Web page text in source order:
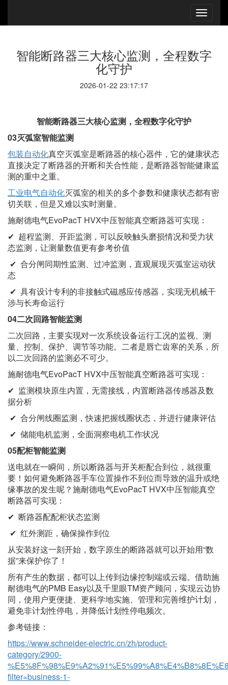
智能断路器三大核心监测，全程数字
化守护
2026-01-22 23:17:17
智能断路器三大核心监测，全程数字化守护
03灭弧室智能监测
包装自动化真空灭弧室是断路器的核心器件，它的健康状态
直接决定了断路器的开断和关合性能，是断路器智能健康监
测的重中之重。
工业电气自动化灭弧室的相关的多个参数和健康状态都有密
切关联，但是又难以实时测量。
施耐德电气EvoPacT HVX中压智能真空断路器可实现：
✔ 超程监测、开距监测，可以反映触头磨损情况和受力状
态监测，让测量数值更有参考价值
✔ 合分闸同期性监测、过冲监测，直观展现灭弧室运动状
态
✔ 具有设计专利的非接触式磁感应传感器，实现无机械干
涉与长寿命运行
04二次回路智能监测
二次回路，主要实现对一次系统设备运行工况的监视、测
量、控制、保护、调节等功能。二者是唇亡齿寒的关系，所
以二次回路的监测必不可少。
施耐德电气EvoPacT HVX中压智能真空断路器可实现：
✔ 监测模块原生内置，无需接线，内置断路器传感器及数
据分析
✔ 合分闸线圈监测，快速把握线圈状态，并进行健康评估
✔ 储能电机监测，全面洞察电机工作状况
05配柜智能监测
送电就在一瞬间，所以断路器与开关柜配合到位，就很重
要！如何避免断路器手车位置操作不到位而导致的温升或绝
缘事故的发生呢？施耐德电气EvoPacT HVX中压智能真空
断路器可实现：
✔ 断路器配配柜状态监测
✔ 红外测距，确保操作到位
从安装好这一刻开始，数字原生的断路器就可以开始用“数
据”来保护你了！
所有产生的数据，都可以上传到边缘控制端或云端。借助施
耐德电气的PMB Easy以及千里眼TM资产顾问，实现云边协
同，使用户更便捷、更科学地实施、管理和完善维护计划，
避免非计划性停电，并降低计划性停电频次。
参考链接：
https://www.schneider-electric.cn/zh/product-
category/2900-
filter=business-1-